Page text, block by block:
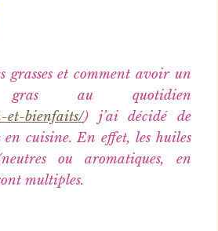
grasses et comment avoir un
au quotidien
et-bienfaits/) j’ai décidé de
cuisine. En effet, les huiles
ou aromatiques, en
multiples.